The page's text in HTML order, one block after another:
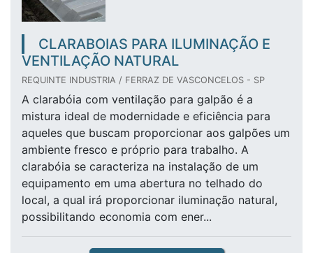
CLARABOIAS PARA ILUMINAÇÃO E
VENTILAÇÃO NATURAL
REQUINTE INDUSTRIA / FERRAZ DE VASCONCELOS - SP
A clarabóia com ventilação para galpão é a
mistura ideal de modernidade e eficiência para
aqueles que buscam proporcionar aos galpões um
ambiente fresco e próprio para trabalho. A
clarabóia se caracteriza na instalação de um
equipamento em uma abertura no telhado do
local, a qual irá proporcionar iluminação natural,
possibilitando economia com ener...